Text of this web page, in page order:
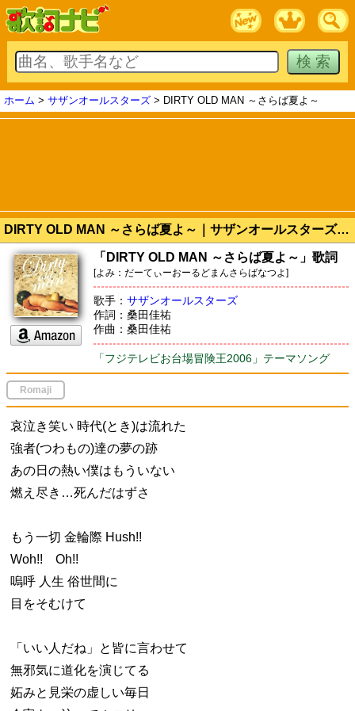
ホーム > サザンオールスターズ > DIRTY OLD MAN ～さらば夏よ～
DIRTY OLD MAN ～さらば夏よ～｜サザンオールスターズ 歌詞 (with Romaji)
「DIRTY OLD MAN ～さらば夏よ～」歌詞
[よみ：だーてぃーおーるどまんさらばなつよ]
歌手： サザンオールスターズ
作詞：桑田佳祐
作曲：桑田佳祐
「フジテレビお台場冒険王2006」テーマソング
Romaji
哀泣き笑い 時代(とき)は流れた
強者(つわもの)達の夢の跡
あの日の熱い僕はもういない
燃え尽き…死んだはずさ
もう一切 金輪際 Hush!!
Woh!! Oh!!
嗚呼 人生 俗世間に
目をそむけて
「いい人だね」と皆に言わせて
無邪気に道化を演じてる
妬みと見栄の虚しい毎日